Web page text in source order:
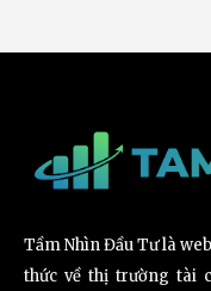
Tầm Nhìn Đầu Tư là
thức về thị trường tài